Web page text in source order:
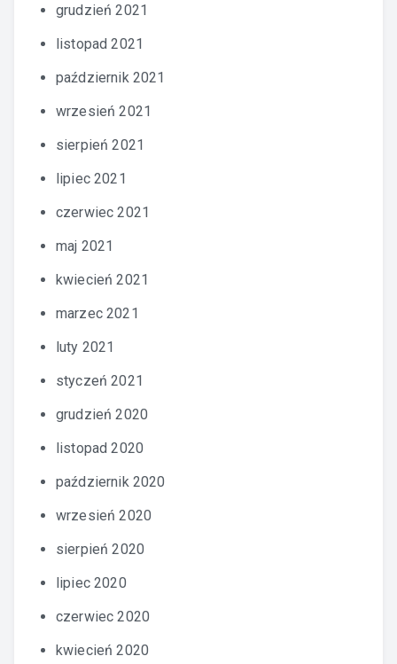
grudzień 2021
listopad 2021
październik 2021
wrzesień 2021
sierpień 2021
lipiec 2021
czerwiec 2021
maj 2021
kwiecień 2021
marzec 2021
luty 2021
styczeń 2021
grudzień 2020
listopad 2020
październik 2020
wrzesień 2020
sierpień 2020
lipiec 2020
czerwiec 2020
kwiecień 2020